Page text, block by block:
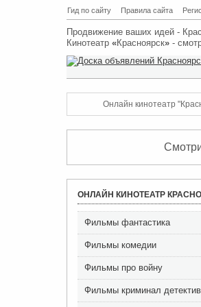
Гид по сайту Правила сайта
Продвижение ваших идей -
Кинотеатр «Красноярск»-
Онлайн кинотеатр
ОНЛАЙН КИНОТЕАТР
Фильмы фантастика
Фильмы комедии
Фильмы про войну
Фильмы криминал